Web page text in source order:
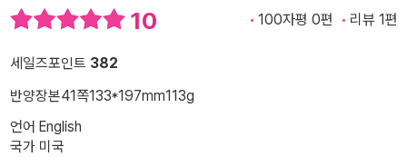
10 100자평 0편 리뷰 1편
세일즈포인트 382
반양장본41쪽133*197mm113g
언어 English
국가 미국